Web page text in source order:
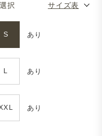
択 サイズ表
S あり
L あり
あり